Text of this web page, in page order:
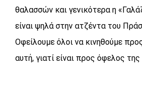
θαλασσών και γενικότερα η
είναι ψηλά στην ατζέντα του
Οφείλουμε όλοι να κινηθούμε
αυτή, γιατί είναι προς όφελος